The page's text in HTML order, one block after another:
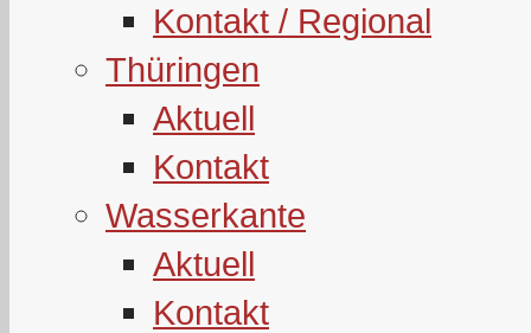
Kontakt / Regional
Thüringen
Aktuell
Kontakt
Wasserkante
Aktuell
Kontakt